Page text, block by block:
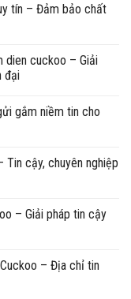
tín – Đảm bảo chất
dien cuckoo – Giải
đại
gắm niềm tin cho
cậy, chuyên nghiệp
– Giải pháp tin cậy
– Địa chỉ tin